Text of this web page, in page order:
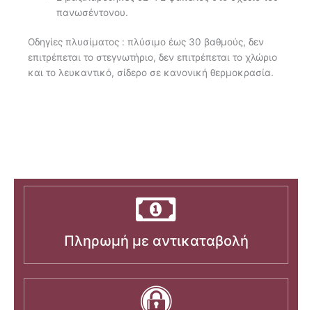
πανωσέντονου.
Oδηγίες πλυσίματος : πλύσιμο έως 30 βαθμούς, δεν
επιτρέπεται το στεγνωτήριο, δεν επιτρέπεται το χλώριο
και το λευκαντικό, σίδερο σε κανονική θερμοκρασία.
Πληρωμή με αντικαταβολή